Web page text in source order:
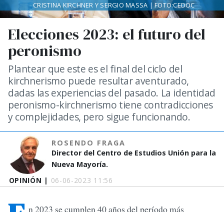
OPINIÓN | 06-06-2023 11:56
Elecciones 2023: el futuro del
peronismo
Plantear que este es el final del ciclo del
kirchnerismo puede resultar aventurado,
dadas las experiencias del pasado. La identidad
peronismo-kirchnerismo tiene contradicciones
y complejidades, pero sigue funcionando.
ROSENDO FRAGA
Director del Centro de Estudios Unión para la
Nueva Mayoría.
CRISTINA KIRCHNER Y SERGIO MASSA | FOTO:CEDOC
n 2023 se cumplen 40 años del período más